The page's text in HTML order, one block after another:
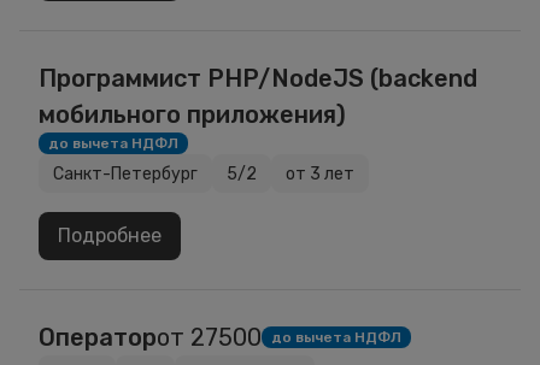
Программист PHP/NodeJS (backend
мобильного приложения)
до вычета НДФЛ
Санкт-Петербург 5/2 от 3 лет
Подробнее
Операторот 27500 до вычета НДФЛ